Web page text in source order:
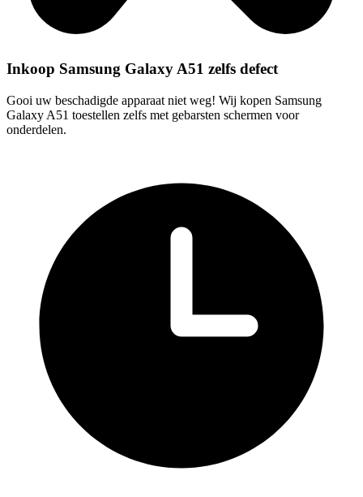
Inkoop Samsung Galaxy A51 zelfs defect
Gooi uw beschadigde apparaat niet weg! Wij kopen Samsung
Galaxy A51 toestellen zelfs met gebarsten schermen voor
onderdelen.